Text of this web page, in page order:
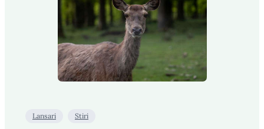
Lansari Stiri